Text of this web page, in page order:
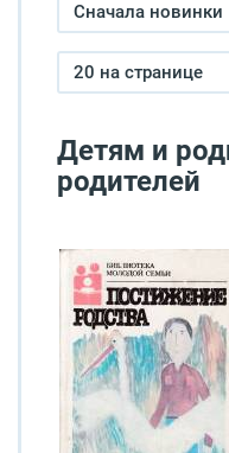
Сначала новинки
20 на странице
Детям и
родителей